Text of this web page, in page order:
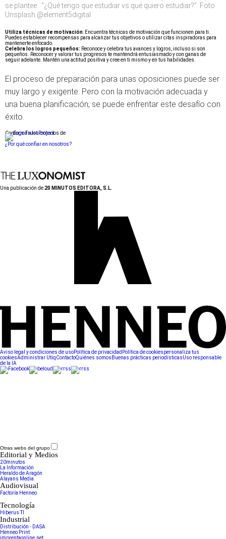
se plantee: “¿Qué tengo que estudiar vs qué quiero estudiar?”. Foto
Unsplash @element5digital
Utiliza técnicas de motivación: Encuentra técnicas de motivación que funcionen para ti.
Puedes establecer recompensas para alcanzar tus objetivos o utilizar citas inspiradoras para
mantenerte enfocado.
Celebra los logros pequeños: Reconoce y celebra tus avances y logros, incluso si son
pequeños. Reconocer y valorar tus progresos te mantendrá entusiasmado y con ganas de
seguir adelante. Mantén una actitud positiva y cree en ti mismo y en tus habilidades.
El proceso de preparación para unas oposiciones puede ser
muy largo y exigente. Pero con la motivación adecuada y
una buena planificación, se puede enfrentar este desafío con
éxito.
Conforme a los criterios de
¿Por qué confiar en nosotros?
Una publicación de:20 MINUTOS EDITORA, S.L.
Aviso legal y condiciones de usoPolítica de privacidad Política de cookiespersonaliza tus
cookiesAdministrar UtiqContactoQuiénes somos Buenas prácticas periodísticasUso responsable
de la IA
Otras webs del grupo
Editorial y Medios
20minutos
La Información
Heraldo de Aragón
Alayans Media
Audiovisual
Factoría Henneo
Tecnología
Hiberus TI
Industrial
Distribución - DASA
Henneo Print
imprentaonline.net